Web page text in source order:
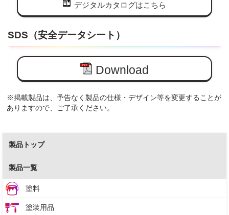
デジタルカタログはこちら
SDS（安全データシート）
Download
※掲載製品は、予告なく製品の仕様・デザイン等を変更することが
ありますので、ご了承ください。
製品トップ
製品一覧
塗料
塗装用品